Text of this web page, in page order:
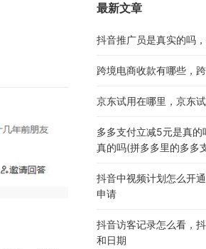
最新文章
抖音推广员是真实的吗
跨境电商收款有哪些，
京东试用在哪里，京东
多多支付立减5元是真
真的吗(拼多多里的多多
抖音中视频计划怎么开
申请
抖音访客记录怎么看，
和日期